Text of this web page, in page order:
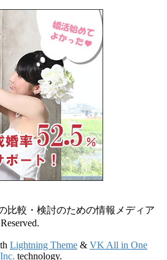
比較・検討のための情報メディア
Lightning Theme & VK All in One
technology.